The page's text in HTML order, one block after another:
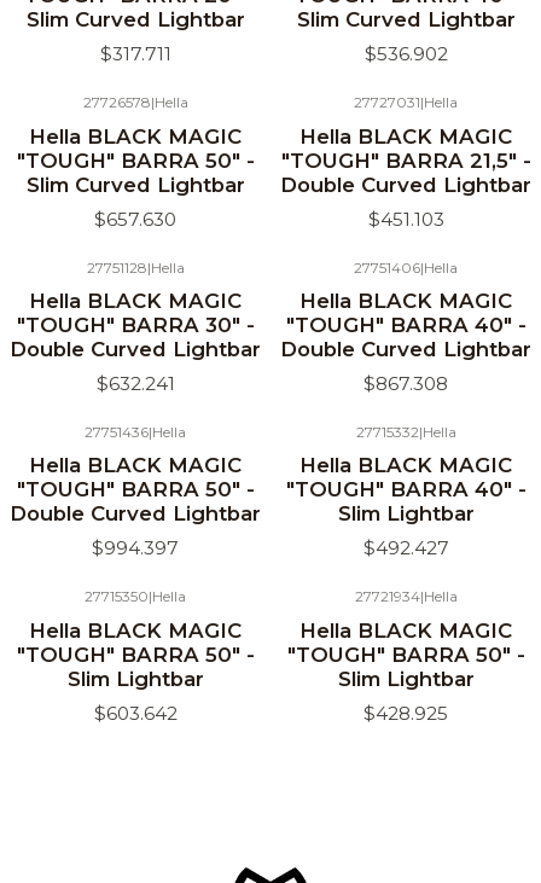
Slim Curved Lightbar
$317.711
Slim Curved Lightbar
$536.902
27726578|Hella
Hella BLACK MAGIC
"TOUGH" BARRA 50" -
Slim Curved Lightbar
$657.630
27727031|Hella
Hella BLACK MAGIC
"TOUGH" BARRA 21,5" -
Double Curved Lightbar
$451.103
27751128|Hella
Hella BLACK MAGIC
"TOUGH" BARRA 30" -
Double Curved Lightbar
$632.241
27751406|Hella
Hella BLACK MAGIC
"TOUGH" BARRA 40" -
Double Curved Lightbar
$867.308
27751436|Hella
Hella BLACK MAGIC
"TOUGH" BARRA 50" -
Double Curved Lightbar
$994.397
27715332|Hella
Hella BLACK MAGIC
"TOUGH" BARRA 40" -
Slim Lightbar
$492.427
27715350|Hella
Hella BLACK MAGIC
"TOUGH" BARRA 50" -
Slim Lightbar
$603.642
27721934|Hella
Hella BLACK MAGIC
"TOUGH" BARRA 50" -
Slim Lightbar
$428.925